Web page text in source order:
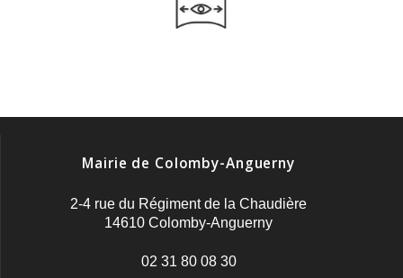
Mairie de Colomby-Anguerny
2-4 rue du Régiment de la Chaudière
14610 Colomby-Anguerny
02 31 80 08 30